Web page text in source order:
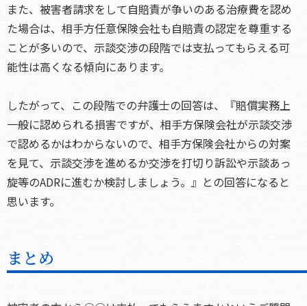
また、被害者請求をして自賠責が争いのある治療費を認め
た場合は、相手方任意保険会社も自賠責の認定を尊重する
ことが多いので、示談交渉の段階では支払ってもらえる可
能性は高くなる傾向にあります。
したがって、この段階での弁護士の回答は、『賠償実務上
一般に認められる損害ですが、相手方保険会社が示談交渉
で認めるかはわからないので、相手方保険会社からの対案
を見て、示談交渉を進めるか交渉を打切り訴訟や示談あっ
旋等のADRに進むか検討しましょう。』との回答になると
思います。
まとめ